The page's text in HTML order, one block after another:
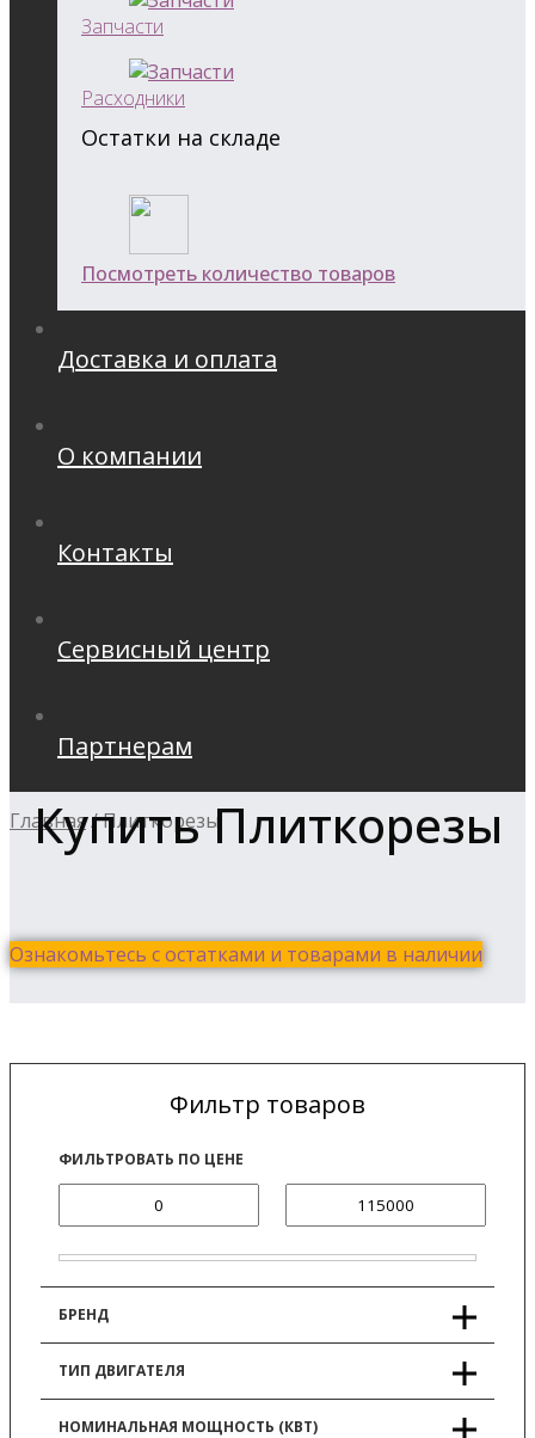
Запчасти
Расходники
Остатки на складе
Посмотреть количество товаров
Доставка и оплата
О компании
Контакты
Сервисный центр
Партнерам
Главная/Плиткорезы
Купить Плиткорезы
Ознакомьтесь с остатками и товарами в наличии
Фильтр товаров
ФИЛЬТРОВАТЬ ПО ЦЕНЕ
БРЕНД
ТИП ДВИГАТЕЛЯ
НОМИНАЛЬНАЯ МОЩНОСТЬ (КВТ)